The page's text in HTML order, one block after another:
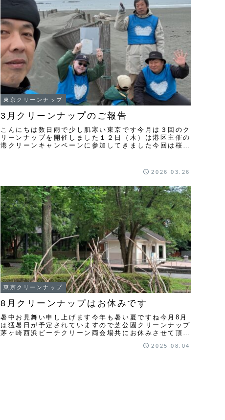
東京クリーンナップ
3月クリーンナップのご報告
こんにちは数日雨で少し肌寒い東京です今月は３回のク
リーンナップを開催しました１２日（木）は港区主催の
港クリーンキャンペーンに参加してきました今回は桜田
2026.03.26
東京クリーンナップ
8月クリーンナップはお休みです
暑中お見舞い申し上げます今年も暑い夏ですね今月8月
は猛暑日が予定されていますので芝公園クリーンナップ
茅ヶ崎西浜ビーチクリーン両会場共にお休みさせて頂き
2025.08.04